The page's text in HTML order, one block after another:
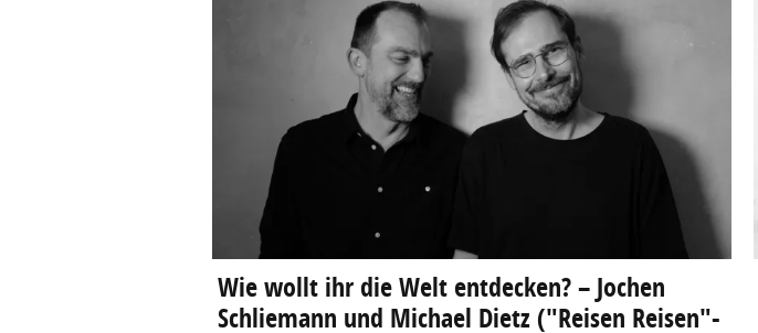
Wie wollt ihr die Welt entdecken? – Jochen
Schliemann und Michael Dietz ("Reisen Reisen"-